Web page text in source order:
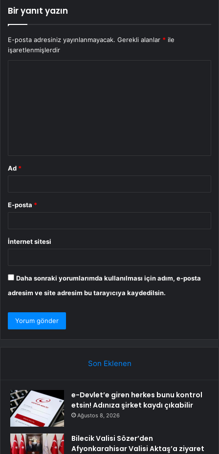
Bir yanıt yazın
E-posta adresiniz yayınlanmayacak. Gerekli alanlar * ile
işaretlenmişlerdir
Ad *
E-posta *
İnternet sitesi
Daha sonraki yorumlarımda kullanılması için adım, e-posta
adresim ve site adresim bu tarayıcıya kaydedilsin.
Son Eklenen
e-Devlet’e giren herkes bunu kontrol
etsin! Adınıza şirket kaydı çıkabilir
Ağustos 8, 2026
Bilecik Valisi Sözer’den
Afyonkarahisar Valisi Aktaş’a ziyaret